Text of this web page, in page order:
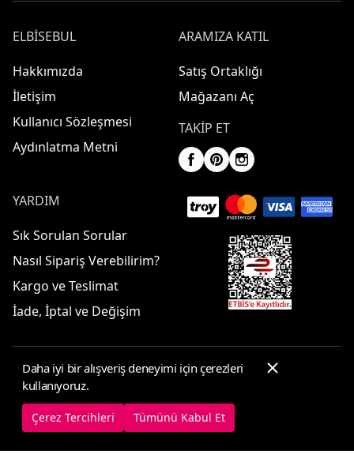
ELBISEBUL
Hakkımızda
İletişim
Kullanıcı Sözleşmesi
Aydınlatma Metni
ARAMIZA KATIL
Satış Ortaklığı
Mağazanı Aç
TAKIP ET
YARDIM
Sık Sorulan Sorular
Nasıl Sipariş Verebilirim?
Kargo ve Teslimat
İade, İptal ve Değişim
© 2025 ElbiseBul -
Çerez Tercihleri Çerez Politikası
Daha iyi bir alışveriş deneyimi için çerezleri
kullanıyoruz.
Çerez Tercihleri Tümünü Kabul Et